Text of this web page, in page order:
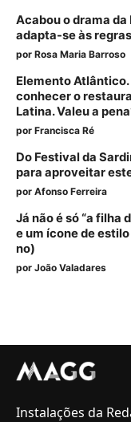
Acabou o drama
adapta-se às
por Rosa Maria Barroso
Elemento
conhecer o
Latina. Valeu a
por Francisca Ré
Do Festival da
para aproveitar
por Afonso Ferreira
Já não é só “a filha
e um ícone de
no)
por João Valadares
Instalações da